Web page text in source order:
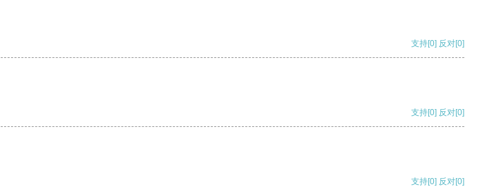
支持[0] 反对[0]
支持[0] 反对[0]
支持[0] 反对[0]